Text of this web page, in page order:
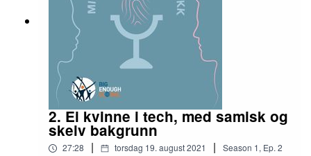
2. Ei kvinne i tech, med samisk og
skeiv bakgrunn
27:28 | torsdag 19. august 2021 | Season 1, Ep. 2